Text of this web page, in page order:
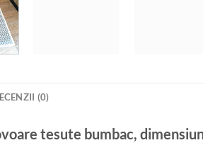
(0)
tesute bumbac,